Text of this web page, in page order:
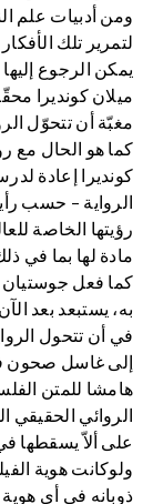
ومن أدبيات علم
لتمرير تلك
يمكن الرجوع
ميلان كونديرا
مغبّة أن تتحوّل
كما هو الحال مع
كونديرا إعادة
الرواية – حسب
رؤيتها الخاصة
مادة لها بما في
كما فعل
به، يستبعد بعد
في أن تتحول
إلى غاسل صحون
هامشا للمتن
الروائي الحقيقي
على ألاّ يسقطها
ولوكانت هوية
ذوبانه في أي هوية